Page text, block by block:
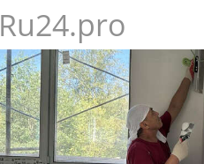
Ru24.pro